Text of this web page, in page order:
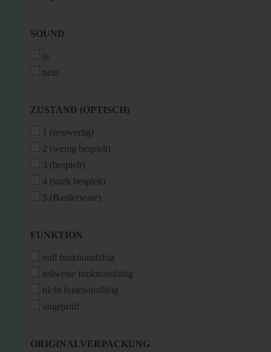
SOUND
SOUND
ja
nein
ZUSTAND
ZUSTAND (OPTISCH)
1 (neuwertig)
2 (wenig bespielt)
3 (bespielt)
4 (stark bespielt)
5 (Bastlerware)
FUNKTION
FUNKTION
voll funktionsfähig
teilweise funktionsfähig
nicht funktionsfähig
ungeprüft
ORIGINALVERPACKUNG
ORIGINALVERPACKUNG